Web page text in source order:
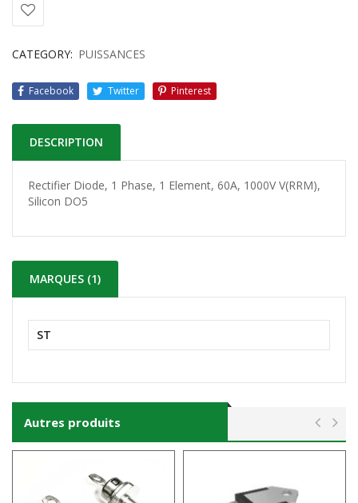
CATEGORY: PUISSANCES
Facebook Twitter Pinterest
DESCRIPTION
Rectifier Diode, 1 Phase, 1 Element, 60A, 1000V V(RRM),
Silicon DO5
MARQUES (1)
ST
Autres produits